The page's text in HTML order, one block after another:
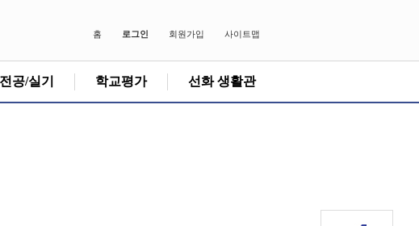
홈 로그인 회원가입 사이트맵
전공/실기 학교평가 선화 생활관